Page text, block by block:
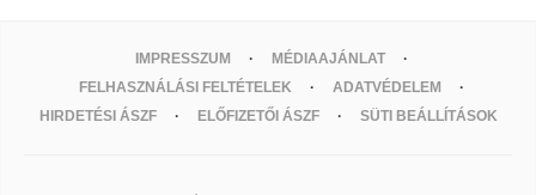
IMPRESSZUM
MÉDIAAJÁNLAT
FELHASZNÁLÁSI FELTÉTELEK
ADATVÉDELEM
HIRDETÉSI ÁSZF
ELŐFIZETŐI ÁSZF SÜTI BEÁLLÍTÁSOK